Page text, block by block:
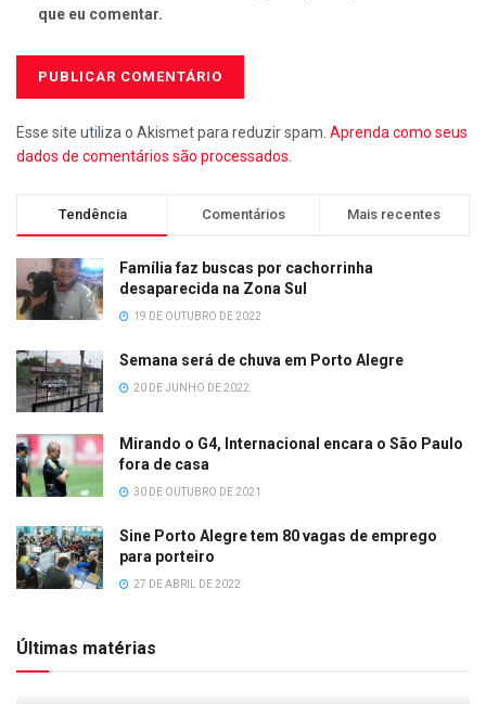
que eu comentar.
Esse site utiliza o Akismet para reduzir spam. Aprenda como seus
dados de comentários são processados
Tendência Comentários Mais recentes
Família faz buscas por cachorrinha
desaparecida na Zona Sul
19 DE OUTUBRO DE 2022
Semana será de chuva em Porto Alegre
20 DE JUNHO DE 2022
Mirando o G4, Internacional encara o São Paulo
fora de casa
30 DE OUTUBRO DE 2021
Sine Porto Alegre tem 80 vagas de emprego
para porteiro
27 DE ABRIL DE 2022
Últimas matérias